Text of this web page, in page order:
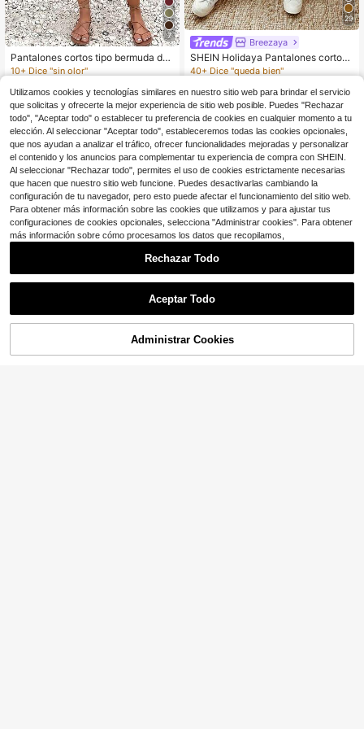
7
Pantalones cortos tipo bermuda de
tela tejida para mujer, pantalones c
cial de otoño y verano
10+ Dice "sin olor"
7 .64 -34%
29
Breezaya
SHEIN Holidaya Pantalones cortos
de lino casuales con cordón para m
a de algodón y lino texturizada, cint
ura con cordón y detalles de doblad
illo enrollado para un aspecto relaja
do pero elegante. Adecuados para s
alidas diarias, vacaciones u ocasio
nes casuales, estos son pantalones
cortos versátiles con cordón, pantal
ones de calidad color caqui y panta
lones holgados que estilizan la figur
a.
40+ Dice "queda bien"
$ 10 -29%
¡29% DE DESCUENTO!
Utilizamos cookies y tecnologías similares en nuestro sitio web para brindar el servicio
que solicitas y ofrecerte la mejor experiencia de sitio web posible. Puedes "Rechazar
todo", "Aceptar todo" o establecer tu preferencia de cookies en cualquier momento a tu
elección. Al seleccionar "Aceptar todo", estableceremos todas las cookies opcionales,
que nos ayudan a analizar el tráfico, ofrecer funcionalidades mejoradas y personalizar
el contenido y los anuncios para complementar tu experiencia de compra con SHEIN.
Al seleccionar "Rechazar todo", permites el uso de cookies estrictamente necesarias
que hacen que nuestro sitio web funcione. Puedes desactivarlas cambiando la
configuración de tu navegador, pero esto puede afectar el funcionamiento del sitio web.
Para obtener más información sobre las cookies que utilizamos y para ajustar tus
configuraciones de cookies opcionales, selecciona "Administrar cookies". Para obtener
más información sobre cómo procesamos los datos que recopilamos,
Rechazar Todo
Aceptar Todo
Administrar Cookies